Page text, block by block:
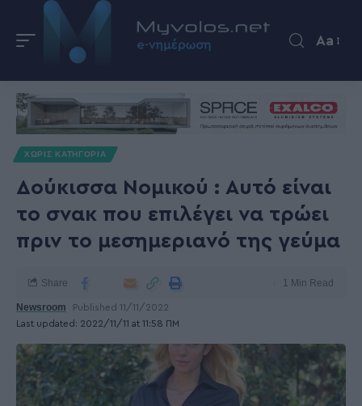
Aa
ΧΩΡΊΣ ΚΑΤΗΓΟΡΊΑ
Δούκισσα Νομικού : Αυτό είναι
το σνακ που επιλέγει να τρώει
πριν το μεσημεριανό της γεύμα
Last updated: 2022/11/11 at 11:58 ΠΜ
Newsroom Published 11/11/2022
Share 1 Min Read